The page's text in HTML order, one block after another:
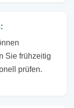
Sie frühzeitig
prüfen.